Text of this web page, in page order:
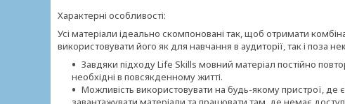
Характерні особливості:
Усі матеріали ідеально скомпоновані так, щоб отримати
використовувати його як для навчання в аудиторії, так і поза
Завдяки підходу Life Skills мовний матеріал постійно
необхідні в повсякденному житті.
Можливість використовувати на будь-якому пристрої, де